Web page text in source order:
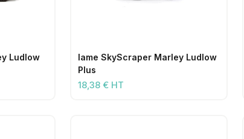
Ludlow
lame SkyScraper Marley Ludlow
Plus
18,38 € HT